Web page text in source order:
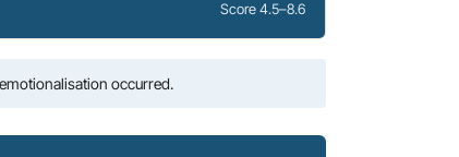
Score 4.5–8.6
occurred.